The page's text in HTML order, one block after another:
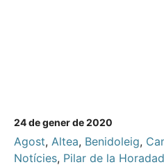
24 de gener de 2020
Agost, Altea, Benidoleig,
Notícies, Pilar de la